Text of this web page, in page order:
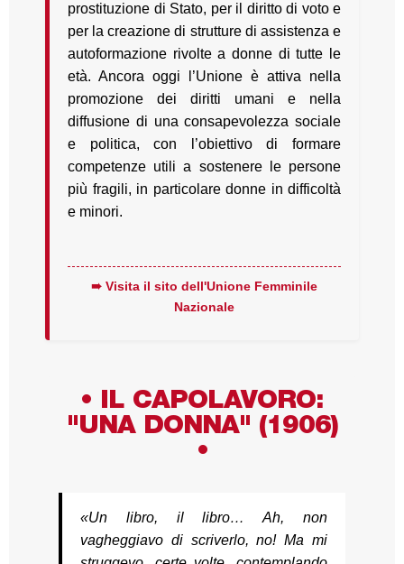
prostituzione di Stato, per il diritto di voto e
per la creazione di strutture di assistenza e
autoformazione rivolte a donne di tutte le
età. Ancora oggi l’Unione è attiva nella
promozione dei diritti umani e nella
diffusione di una consapevolezza sociale
e politica, con l’obiettivo di formare
competenze utili a sostenere le persone
più fragili, in particolare donne in difficoltà
e minori.
➠ Visita il sito dell'Unione Femminile
Nazionale
• IL CAPOLAVORO:
"UNA DONNA" (1906)
•
«Un libro, il libro… Ah, non
vagheggiavo di scriverlo, no! Ma mi